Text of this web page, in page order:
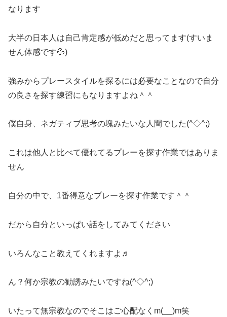
なります
大半の日本人は自己肯定感が低めだと思ってます(すいま
せん体感です💦)
強みからプレースタイルを探るには必要なことなので自分
の良さを探す練習にもなりますよね＾＾
僕自身、ネガティブ思考の塊みたいな人間でした(^◇^;)
これは他人と比べて優れてるプレーを探す作業ではありま
せん
自分の中で、1番得意なプレーを探す作業です＾＾
だから自分といっぱい話をしてみてください
いろんなこと教えてくれますよ♬
ん？何か宗教の勧誘みたいですね(^◇^;)
いたって無宗教なのでそこはご心配なくm(__)m笑